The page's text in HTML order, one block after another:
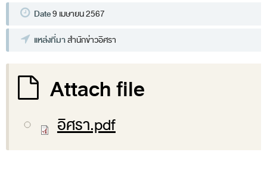
Date9 เมษายน 2567
แหล่งที่มาสำนักข่าวอิศรา
Attach file
อิศรา.pdf